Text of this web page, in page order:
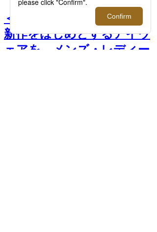
＜アコニ＞｜2026年春夏の
新作をはじめとするアイウ
ェアを、メンズ・レディー